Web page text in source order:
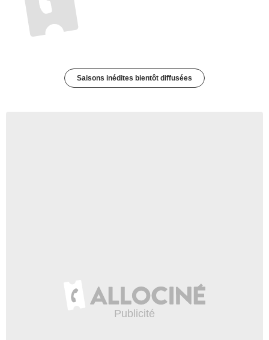
Saisons inédites bientôt diffusées